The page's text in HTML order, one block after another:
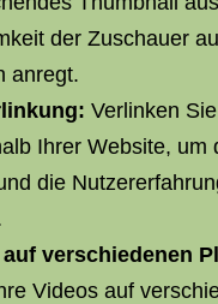
der Zuschauer
anregt.
Verlinken
Ihrer Website, um
die
verschiedenen
Videos auf